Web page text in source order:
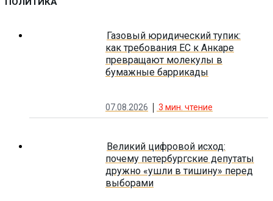
Газовый юридический тупик:
как требования ЕС к Анкаре
превращают молекулы в
бумажные баррикады
07.08.2026 3 мин. чтение
Великий цифровой исход:
почему петербургские депутаты
дружно «ушли в тишину» перед
выборами